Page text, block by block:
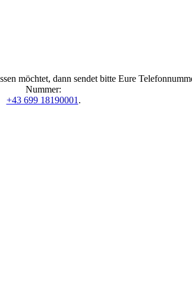
möchtet, dann sendet bitte Eure
Nummer:
+43 699 18190001 .